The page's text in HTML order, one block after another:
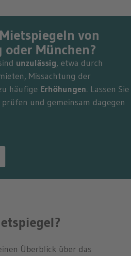
von
oder München?
unzulässig, etwa durch
Missachtung der
häufige Erhöhungen. Lassen Sie
und gemeinsam dagegen
Überblick über das